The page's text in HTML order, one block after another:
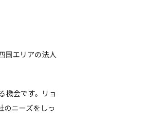
国エリアの法人
機会です。リョ
のニーズをしっ